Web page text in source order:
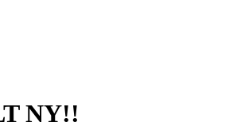
NY!!